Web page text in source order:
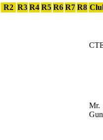
R2 R3 R4 R5 R6 R7 R8
Mr.
Gun